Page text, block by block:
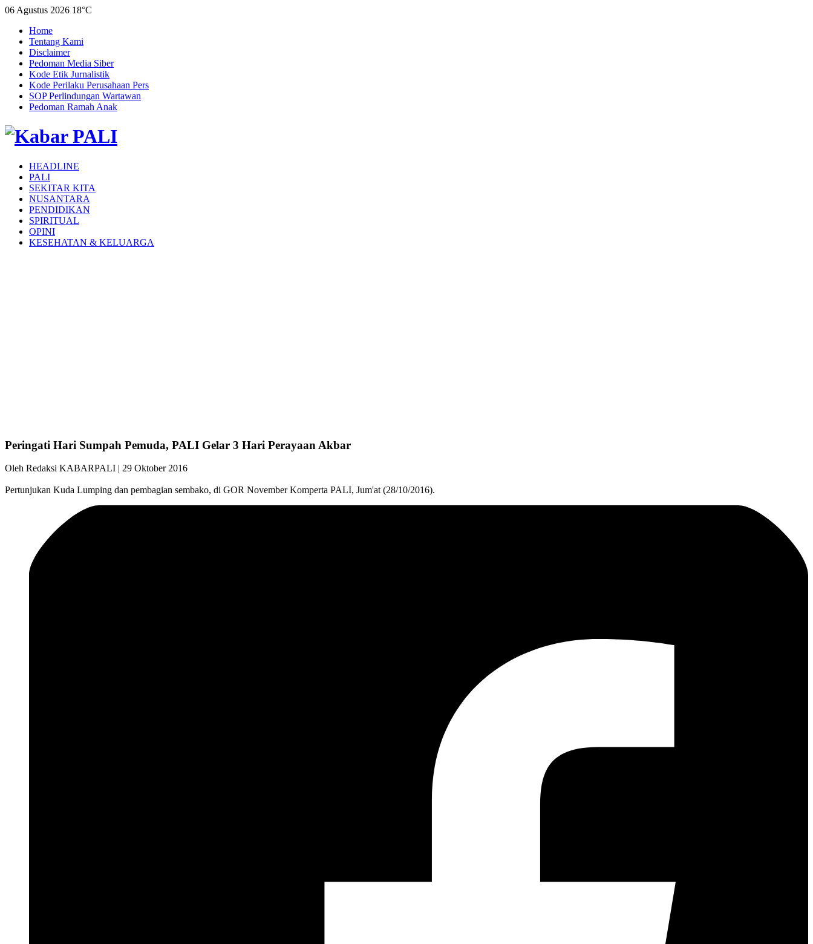
06 Agustus 2026 18°C
Home
Tentang Kami
Disclaimer
Pedoman Media Siber
Kode Etik Jurnalistik
Kode Perilaku Perusahaan Pers
SOP Perlindungan Wartawan
Pedoman Ramah Anak
HEADLINE
PALI
SEKITAR KITA
NUSANTARA
PENDIDIKAN
SPIRITUAL
OPINI
KESEHATAN & KELUARGA
Peringati Hari Sumpah Pemuda, PALI Gelar 3 Hari Perayaan Akbar
Oleh Redaksi KABARPALI | 29 Oktober 2016
Pertunjukan Kuda Lumping dan pembagian sembako, di GOR November Komperta PALI, Jum'at (28/10/2016).